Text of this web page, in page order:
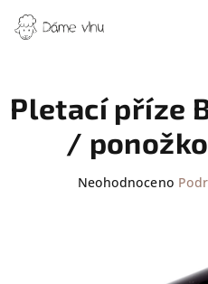
na
obsah
Pletací příze
/
Průměrné
Neohodnoceno